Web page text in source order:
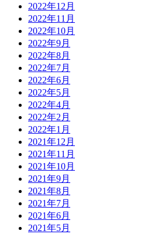
2022年12月
2022年11月
2022年10月
2022年9月
2022年8月
2022年7月
2022年6月
2022年5月
2022年4月
2022年2月
2022年1月
2021年12月
2021年11月
2021年10月
2021年9月
2021年8月
2021年7月
2021年6月
2021年5月